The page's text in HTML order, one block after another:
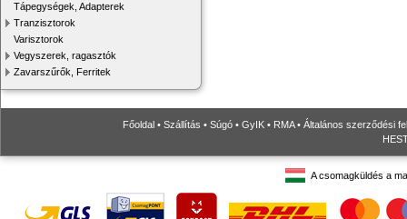
Tápegységek, Adapterek
Tranzisztorok
Varisztorok
Vegyszerek, ragasztók
Zavarszűrők, Ferritek
Főoldal • Szállítás • Súgó • GyIK • RMA• Általános szerződési
A csomagküldés a